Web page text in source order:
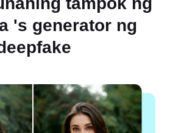
's generator ng